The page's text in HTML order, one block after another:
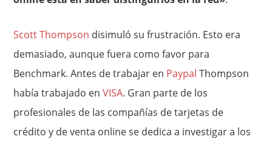
Scott Thompson disimuló su frustración. Esto era
demasiado, aunque fuera como favor para
Benchmark. Antes de trabajar en Paypal Thompson
había trabajado enVISA. Gran parte de los
profesionales de las compañías de tarjetas de
crédito y de venta online se dedica a investigar a los